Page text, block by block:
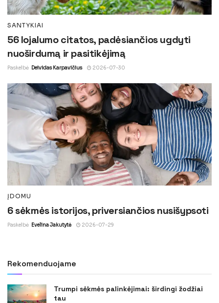
SANTYKIAI
56 lojalumo citatos, padėsiančios ugdyti
nuoširdumą ir pasitikėjimą
Paskelbė Deividas Karpavičius 2026-07-30
ĮDOMU
6 sėkmės istorijos, priversiančios nusišypsoti
Paskelbė Evelina Jakutytė 2026-07-29
Rekomenduojame
Trumpi sėkmės palinkėjimai: širdingi žodžiai
tau